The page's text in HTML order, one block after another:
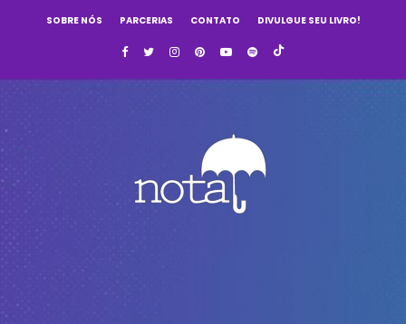
SOBRE NÓS PARCERIAS CONTATO DIVULGUE SEU LIVRO!